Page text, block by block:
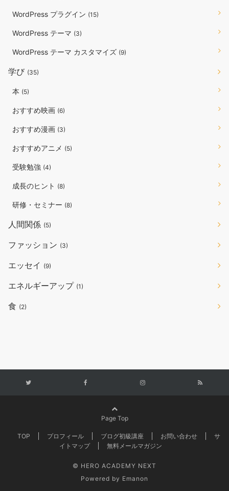
WordPress プラグイン (15)
WordPress テーマ (3)
WordPress テーマ カスタマイズ (9)
学び (35)
本 (5)
おすすめ映画 (6)
おすすめ漫画 (3)
おすすめアニメ (5)
受験勉強 (4)
成長のヒント (8)
研修・セミナー (8)
人間関係 (5)
ファッション (3)
エッセイ (9)
エネルギーアップ (1)
食 (2)
Page Top
TOP プロフィール ブログ初級講座 お問い合わせ
サ
イトマップ
無料メールマガジン
© HERO ACADEMY NEXT
Powered by Emanon